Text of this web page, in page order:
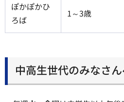
ぽかぽかひ
ろば
1～3歳
中高生世代のみなさ